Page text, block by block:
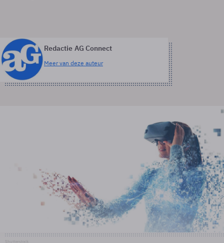
Redactie AG Connect
Meer van deze auteur